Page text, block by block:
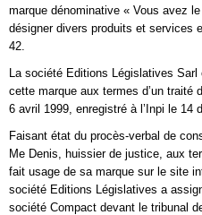
marque dénominative « Vous avez
désigner divers produits et services
42.
La société Editions Législatives
cette marque aux termes d’un traité
6 avril 1999, enregistré à l’Inpi le 14
Faisant état du procès-verbal de
Me Denis, huissier de justice, aux
fait usage de sa marque sur le site
société Editions Législatives a
société Compact devant le tribunal